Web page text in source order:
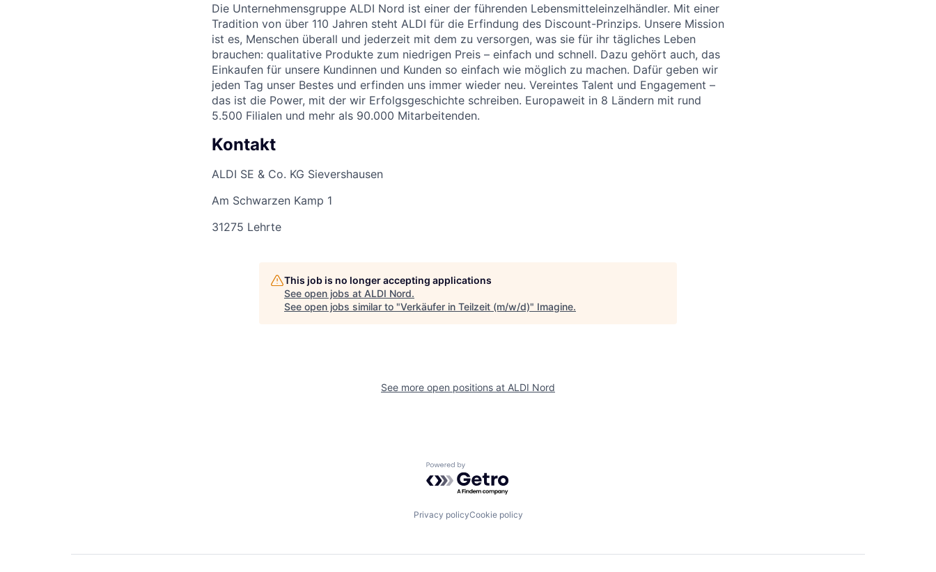
Die Unternehmensgruppe ALDI Nord ist einer der führenden Lebensmitteleinzelhändler. Mit einer
Tradition von über 110 Jahren steht ALDI für die Erfindung des Discount-Prinzips. Unsere Mission
ist es, Menschen überall und jederzeit mit dem zu versorgen, was sie für ihr tägliches Leben
brauchen: qualitative Produkte zum niedrigen Preis – einfach und schnell. Dazu gehört auch, das
Einkaufen für unsere Kundinnen und Kunden so einfach wie möglich zu machen. Dafür geben wir
jeden Tag unser Bestes und erfinden uns immer wieder neu. Vereintes Talent und Engagement –
das ist die Power, mit der wir Erfolgsgeschichte schreiben. Europaweit in 8 Ländern mit rund
5.500 Filialen und mehr als 90.000 Mitarbeitenden.
Kontakt
ALDI SE & Co. KG Sievershausen
Am Schwarzen Kamp 1
31275 Lehrte
This job is no longer accepting applications
See open jobs at ALDI Nord.
See open jobs similar to "Verkäufer in Teilzeit (m/w/d)" Imagine.
See more open positions at ALDI Nord
Powered by Getro.com
Privacy policyCookie policy